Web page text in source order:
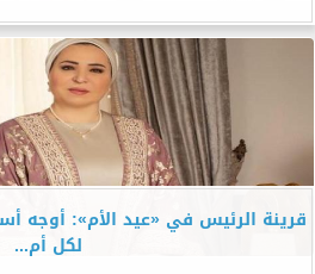
قرينة الرئيس في «عيد الأم»: أوجه
لكل أم...